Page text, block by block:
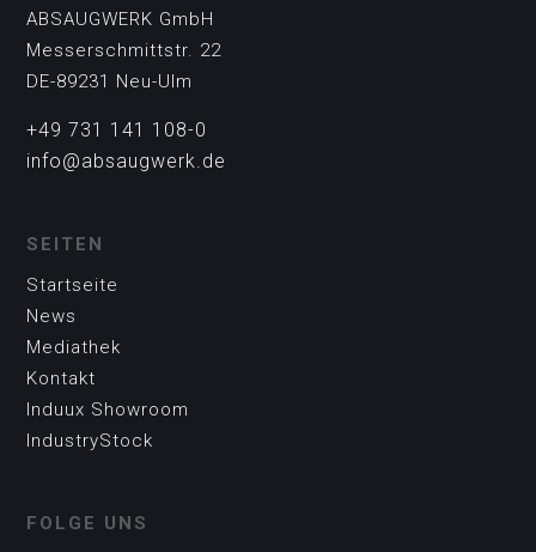
ABSAUGWERK GmbH
Messerschmittstr. 22
DE-89231 Neu-Ulm
+49 731 141 108-0
info@absaugwerk.de
SEITEN
Startseite
News
Mediathek
Kontakt
Induux Showroom
IndustryStock
FOLGE UNS